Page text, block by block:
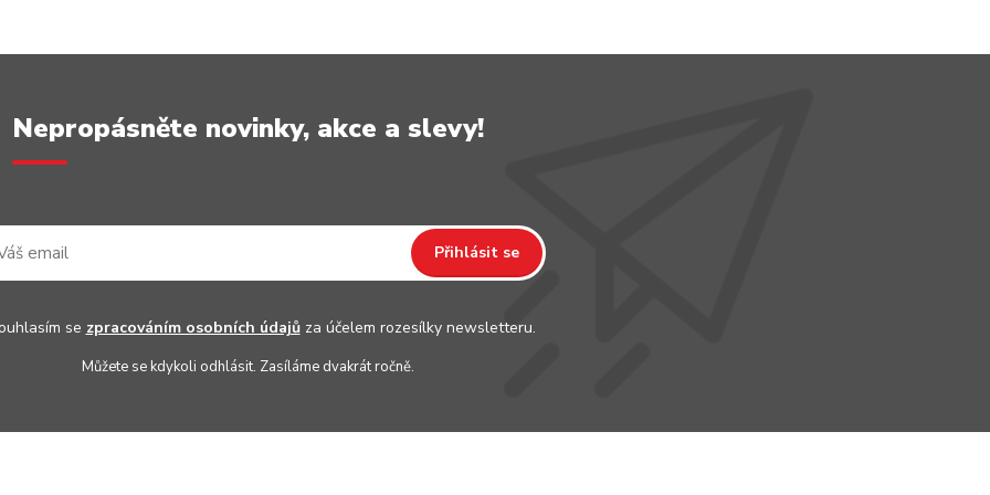
Nepropásněte novinky, akce a slevy!
Přihlásit se
se zpracováním osobních údajůza účelem rozesílky newsletteru.
Můžete se kdykoli odhlásit. Zasíláme dvakrát ročně.